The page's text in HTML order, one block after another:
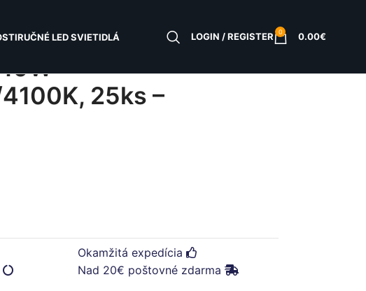
RUČNÉ LED SVIETIDLÁ LOGIN / REGISTER 0 0.00€
–
25ks –
Okamžitá expedícia
Nad 20€ poštovné zdarma